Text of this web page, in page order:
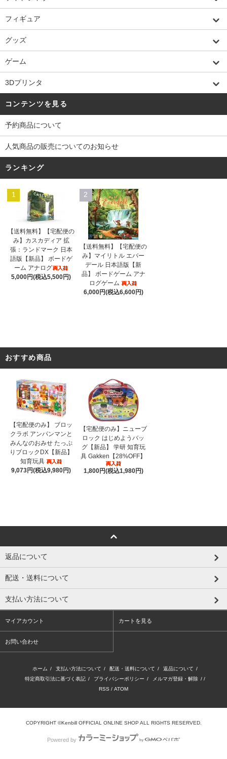
フィギュア
グッズ
ゲーム
3Dプリンタ
コンテンツを見る
予約商品について
人気商品の販売についてのお知らせ
ランキング
1
【送料無料】【宅配便の
み】カスカディア 拡
張：ランドマーク 日本
語版【新品】 ボードゲ
ーム アナログ
5,000円(税込5,500円)
2
【送料無料】【宅配便の
み】マイリトル エバー
デール 日本語版【新
品】 ボードゲーム アナ
ログゲーム
6,000円(税込6,600円)
おすすめ商品
【宅配便のみ】 ブロッ
クラボ アンパンマンと
みんなのおみせ たっぷ
りブロックDX【新品】
知育玩具
9,073円(税込9,980円)
【宅配便のみ】ニューブ
ロック はじめようバッ
グ【新品】 学研 知育玩
具 Gakken【28%OFF】
1,800円(税込1,980円)
返品について
配送・送料について
支払い方法について
マイアカウント カートを見る
お問い合わせ
ホーム / 支払い方法について / 配送・送料について / 返品について /
特定商取引法に基づく表記 / プライバシーポリシー / メルマガ登録・解除 / /
RSS / ATOM
COPYRIGHT ©Kenbill OFFICIAL ONLINE SHOP ALL RIGHTS RESERVED.
Powered by